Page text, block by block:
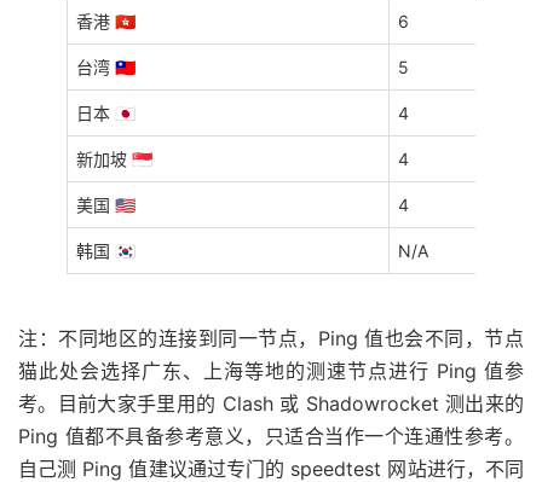
香港 🇭🇰 6
台湾 🇹🇼 5
日本 🇯🇵 4
新加坡 🇸🇬 4
美国 🇺🇸 4
韩国 🇰🇷 N/A
注：不同地区的连接到同一节点，Ping 值也会不同，节点
猫此处会选择广东、上海等地的测速节点进行 Ping 值参
考。目前大家手里用的 Clash 或 Shadowrocket 测出来的
Ping 值都不具备参考意义，只适合当作一个连通性参考。
自己测 Ping 值建议通过专门的 speedtest 网站进行，不同